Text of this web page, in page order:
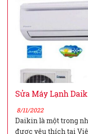
Sửa Máy Lạnh
8/11/2022
Daikin là một trong
được yêu thích tại